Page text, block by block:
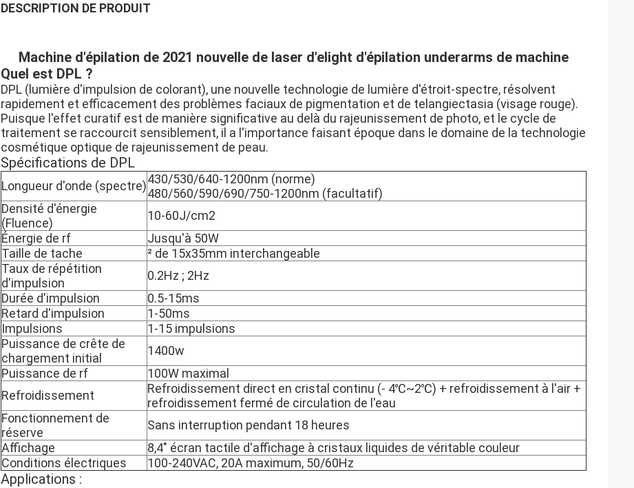
DESCRIPTION DE PRODUIT
Machine d'épilation de 2021 nouvelle de laser d'elight d'épilation underarms de machine
Quel est DPL ?
DPL (lumière d'impulsion de colorant), une nouvelle technologie de lumière d'étroit-spectre, résolvent
rapidement et efficacement des problèmes faciaux de pigmentation et de telangiectasia (visage rouge).
Puisque l'effet curatif est de manière significative au delà du rajeunissement de photo, et le cycle de
traitement se raccourcit sensiblement, il a l'importance faisant époque dans le domaine de la technologie
cosmétique optique de rajeunissement de peau.
Spécifications de DPL
Longueur d'onde (spectre)430/530/640-1200nm (norme)
480/560/590/690/750-1200nm (facultatif)
Densité d'énergie
(Fluence)
10-60J/cm2
Énergie de rf
Jusqu'à 50W
Taille de tache
² de 15x35mm interchangeable
Taux de répétition
d'impulsion
0.2Hz ; 2Hz
Durée d'impulsion
0.5-15ms
Retard d'impulsion
1-50ms
Impulsions
1-15 impulsions
Puissance de crête de
chargement initial
1400w
Puissance de rf
100W maximal
Refroidissement
Refroidissement direct en cristal continu (- 4℃~2℃) + refroidissement à l'air +
refroidissement fermé de circulation de l'eau
Fonctionnement de
réserve
Sans interruption pendant 18 heures
Affichage
8,4" écran tactile d'affichage à cristaux liquides de véritable couleur
Conditions électriques
100-240VAC, 20A maximum, 50/60Hz
Applications :